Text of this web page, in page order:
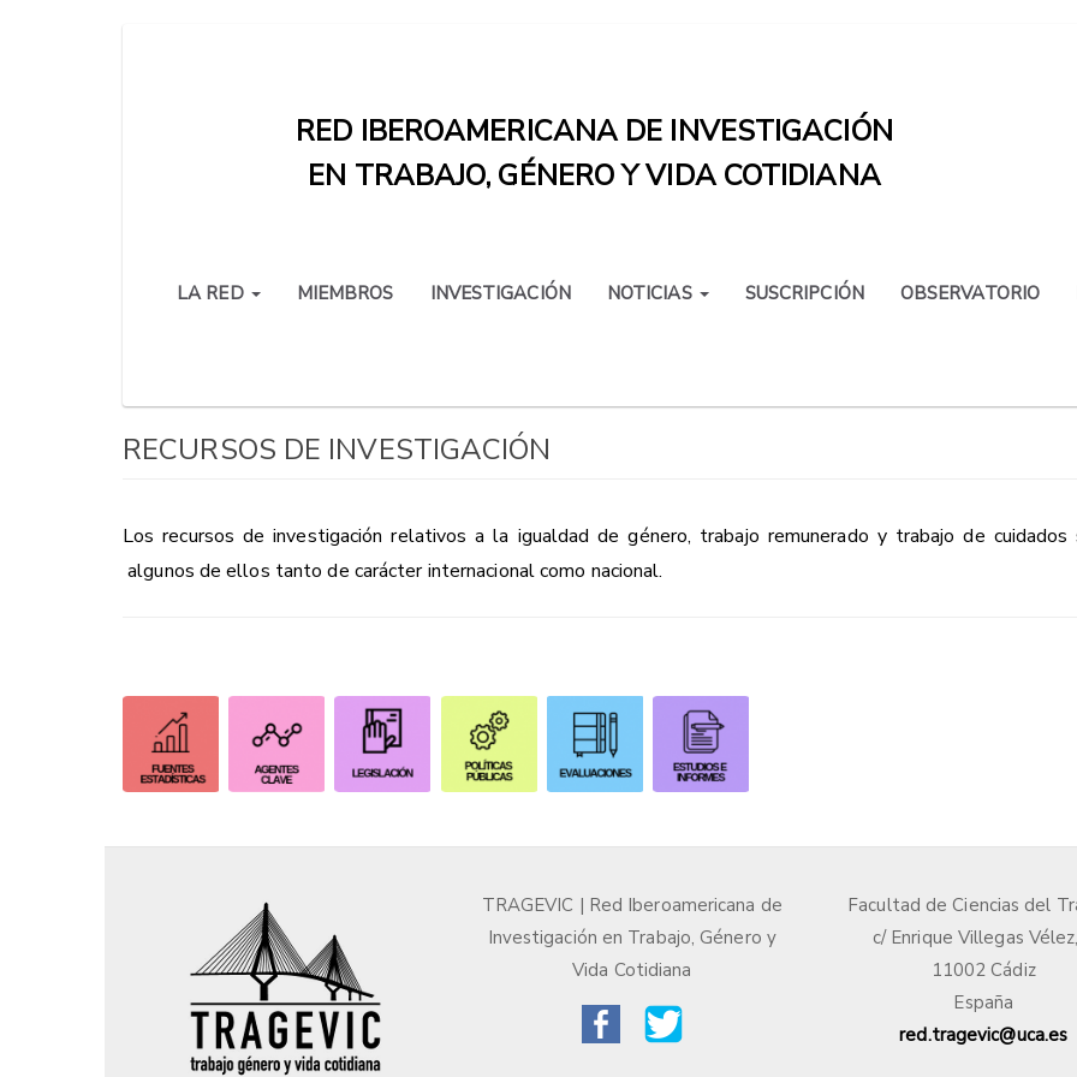
RED IBEROAMERICANA DE INVESTIGACIÓN
EN TRABAJO, GÉNERO Y VIDA COTIDIANA
LA RED MIEMBROS INVESTIGACIÓN NOTICIAS SUSCRIPCIÓN OBSERVATORIO
RECURSOS DE INVESTIGACIÓN
Los recursos de investigación relativos a la igualdad de género, trabajo remunerado y trabajo de
algunos de ellos tanto de carácter internacional como nacional.
TRAGEVIC | Red Iberoamericana de
Investigación en Trabajo, Género y
Vida Cotidiana
Facultad de Ciencias del
c/ Enrique Villegas
11002 Cádiz
España
red.tragevic@uca.es